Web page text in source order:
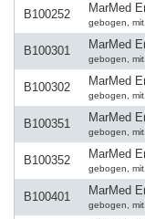
B100252 MarMed
gebogen,
B100301 MarMed
gebogen,
B100302 MarMed
gebogen,
B100351 MarMed
gebogen,
B100352 MarMed
gebogen,
B100401 MarMed
gebogen,